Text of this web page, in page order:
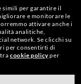
NEGOZIO
intendersi a soli fini
desunta nessuna delle
simili per garantire il
e monitorare le
attivare anche i
analitiche,
network. Se clicchi su
per consentirti di
cookie policyper